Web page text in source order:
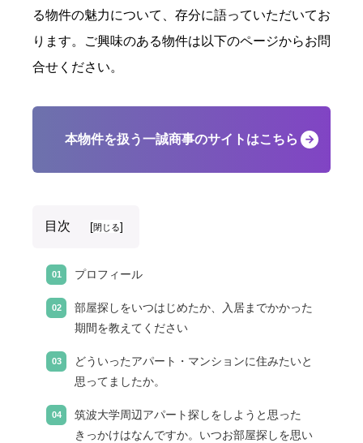
る物件の魅力について、存分に語っていただいてお
ります。ご興味のある物件は以下のページからお問
合せください。
本物件を扱う一誠商事のサイトはこちら
目次 [閉じる]
プロフィール
部屋探しをいつはじめたか、入居までかかった
期間を教えてください
どういったアパート・マンションに住みたいと
思ってましたか。
筑波大学周辺アパート探しをしようと思った
きっかけはなんですか。いつお部屋探しを思い